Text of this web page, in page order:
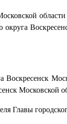
Московской
Главы